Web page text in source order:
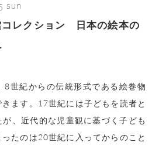
sun
コレクション 日本の絵本の
8世紀からの伝統形式である絵巻物
ます。17世紀には子どもを読者と
、近代的な児童観に基づく子ども
たのは20世紀に入ってからのこと